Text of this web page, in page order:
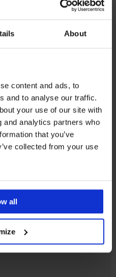
About
content and ads, to
and to analyse our traffic.
your use of our site with
and analytics partners who
that you’ve
collected from your use
all
Výmena a vrátenie
do 17:00